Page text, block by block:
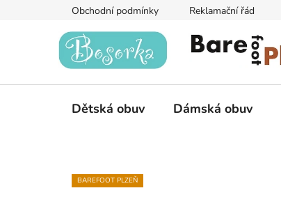
Obchodní podmínky Reklamační řád
Dětská obuv Dámská obuv
BAREFOOT PLZEŇ